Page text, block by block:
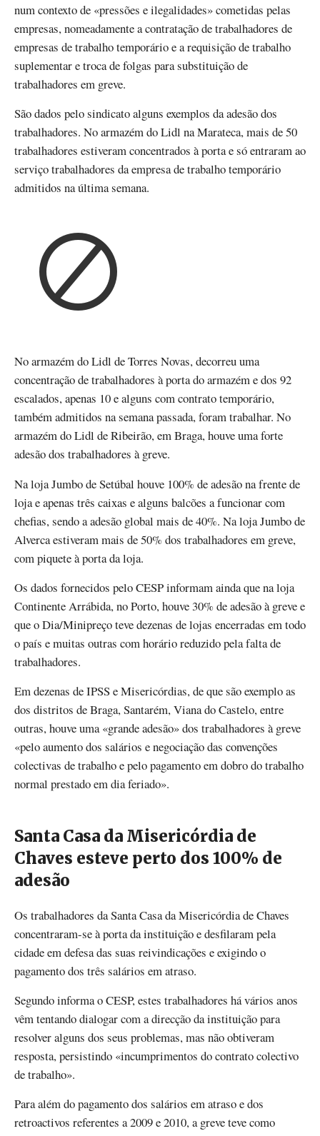
num contexto de «pressões e ilegalidades» cometidas pelas
empresas, nomeadamente a contratação de trabalhadores de
empresas de trabalho temporário e a requisição de trabalho
suplementar e troca de folgas para substituição de
trabalhadores em greve.
São dados pelo sindicato alguns exemplos da adesão dos
trabalhadores. No armazém do Lidl na Marateca, mais de 50
trabalhadores estiveram concentrados à porta e só entraram ao
serviço trabalhadores da empresa de trabalho temporário
admitidos na última semana.
No armazém do Lidl de Torres Novas, decorreu uma
concentração de trabalhadores à porta do armazém e dos 92
escalados, apenas 10 e alguns com contrato temporário,
também admitidos na semana passada, foram trabalhar. No
armazém do Lidl de Ribeirão, em Braga, houve uma forte
adesão dos trabalhadores à greve.
Na loja Jumbo de Setúbal houve 100% de adesão na frente de
loja e apenas três caixas e alguns balcões a funcionar com
chefias, sendo a adesão global mais de 40%. Na loja Jumbo de
Alverca estiveram mais de 50% dos trabalhadores em greve,
com piquete à porta da loja.
Os dados fornecidos pelo CESP informam ainda que na loja
Continente Arrábida, no Porto, houve 30% de adesão à greve e
que o Dia/Minipreço teve dezenas de lojas encerradas em todo
o país e muitas outras com horário reduzido pela falta de
trabalhadores.
Em dezenas de IPSS e Misericórdias, de que são exemplo as
dos distritos de Braga, Santarém, Viana do Castelo, entre
outras, houve uma «grande adesão» dos trabalhadores à greve
«pelo aumento dos salários e negociação das convenções
colectivas de trabalho e pelo pagamento em dobro do trabalho
normal prestado em dia feriado».
Santa Casa da Misericórdia de
Chaves esteve perto dos 100% de
adesão
Os trabalhadores da Santa Casa da Misericórdia de Chaves
concentraram-se à porta da instituição e desfilaram pela
cidade em defesa das suas reivindicações e exigindo o
pagamento dos três salários em atraso.
Segundo informa o CESP, estes trabalhadores há vários anos
vêm tentando dialogar com a direcção da instituição para
resolver alguns dos seus problemas, mas não obtiveram
resposta, persistindo «incumprimentos do contrato colectivo
de trabalho».
Para além do pagamento dos salários em atraso e dos
retroactivos referentes a 2009 e 2010, a greve teve como